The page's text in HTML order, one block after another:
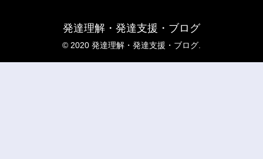
発達理解・発達支援・ブログ
© 2020 発達理解・発達支援・ブログ.